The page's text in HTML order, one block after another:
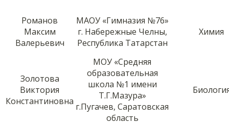
Романов
Максим
Валерьевич
МАОУ «Гимназия №76»
г. Набережные Челны,
Республика Татарстан
Химия
Золотова
Виктория
Константиновна
МОУ «Средняя
образовательная
школа №1 имени
Т.Г.Мазура»
г.Пугачев, Саратовская
область